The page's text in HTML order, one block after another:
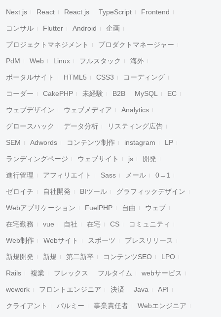
Next.js React React.js TypeScript Frontend
コンサル Flutter Android 企画
プロジェクトマネジメント プロダクトマネージャー
PdM Web Linux フルスタック 海外
ポータルサイト HTML5 CSS3 コーディング
コーダー CakePHP 未経験 B2B MySQL EC
ウェブデザイン ウェブメディア Analytics
グロースハック データ分析 リスティング広告
SEM Adwords コンテンツ制作 instagram LP
ランディングページ ウェブサイト js 開発
進行管理 アフィリエイト Sass メール 0→1
ゼロイチ 自社開発 BIツール グラフィックデザイン
Webアプリケーション FuelPHP 自由 ウェブ
在宅勤務 vue 自社 在宅 CS コミュニティ
Web制作 Webサイト スポーツ プレスリリース
新規開発 新規 第二新卒 コンテンツSEO LPO
Rails 複業 フレックス フルタイム webサービス
wework フロントエンジニア 決済 Java API
クライアント パルミー 事業責任者 Webエンジニア